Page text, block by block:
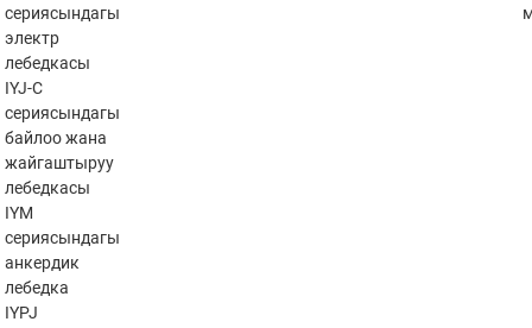
сериясындагы
электр
лебедкасы
IYJ-C
сериясындагы
байлоо жана
жайгаштыруу
лебедкасы
IYM
сериясындагы
анкердик
лебедка
IYPJ